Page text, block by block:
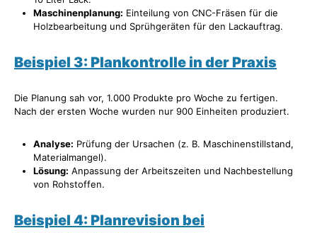
Maschinenplanung: Einteilung von CNC-Fräsen für die
Holzbearbeitung und Sprühgeräten für den Lackauftrag.
Beispiel 3: Plankontrolle in der Praxis
Die Planung sah vor, 1.000 Produkte pro Woche zu fertigen.
Nach der ersten Woche wurden nur 900 Einheiten produziert.
Analyse: Prüfung der Ursachen (z. B. Maschinenstillstand,
Materialmangel).
Lösung: Anpassung der Arbeitszeiten und Nachbestellung
von Rohstoffen.
Beispiel 4: Planrevision bei